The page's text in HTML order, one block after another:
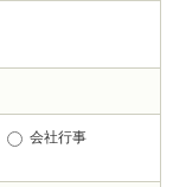
会社行事